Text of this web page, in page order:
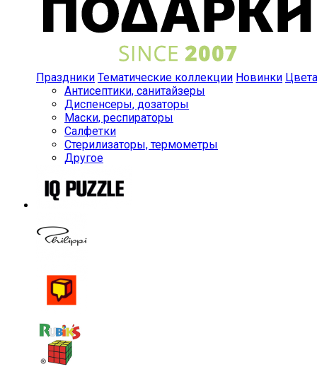
Праздники Тематические коллекции Новинки Цвета
Антисептики, санитайзеры
Диспенсеры, дозаторы
Маски, респираторы
Салфетки
Стерилизаторы, термометры
Другое